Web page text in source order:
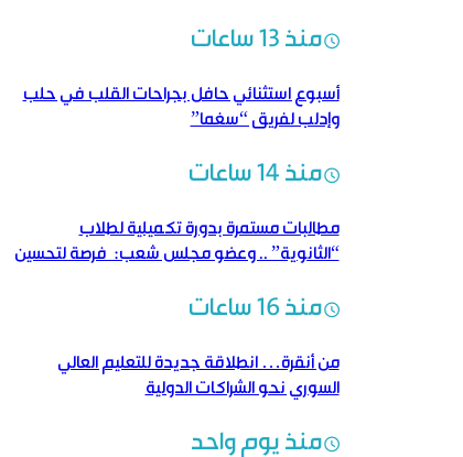
منذ 13 ساعات
أسبوع استثنائي حافل بجراحات القلب في حلب
وإدلب لفريق “سغما”
منذ 14 ساعات
مطالبات مستمرة بدورة تكميلية لطلاب
“الثانوية” .. وعضو مجلس شعب: فرصة لتحسين
منذ 16 ساعات
من أنقرة… انطلاقة جديدة للتعليم العالي
السوري نحو الشراكات الدولية
منذ يوم واحد